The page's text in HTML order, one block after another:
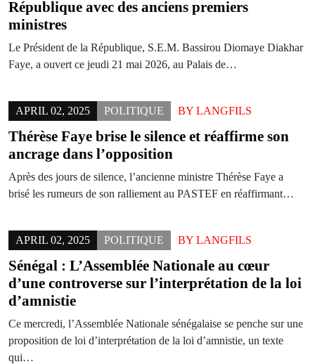
République avec des anciens premiers
ministres
Le Président de la République, S.E.M. Bassirou Diomaye Diakhar
Faye, a ouvert ce jeudi 21 mai 2026, au Palais de…
APRIL 02, 2025 POLITIQUE BY LANGFILS
Thérèse Faye brise le silence et réaffirme son
ancrage dans l’opposition
Après des jours de silence, l’ancienne ministre Thérèse Faye a
brisé les rumeurs de son ralliement au PASTEF en réaffirmant…
APRIL 02, 2025 POLITIQUE BY LANGFILS
Sénégal : L’Assemblée Nationale au cœur
d’une controverse sur l’interprétation de la loi
d’amnistie
Ce mercredi, l’Assemblée Nationale sénégalaise se penche sur une
proposition de loi d’interprétation de la loi d’amnistie, un texte
qui…